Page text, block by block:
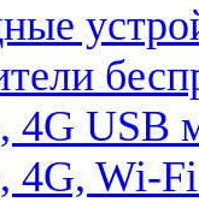
4G USB
4G, Wi-